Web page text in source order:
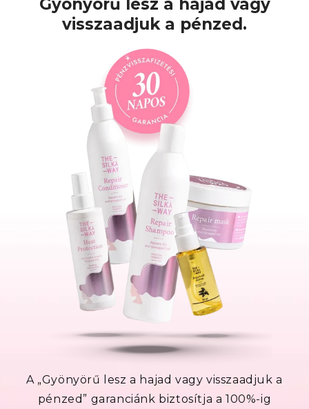
A „Gyönyörű lesz a hajad vagy visszaadjuk a
pénzed” garanciánk biztosítja a 100%-ig
Gyönyörű lesz a hajad vagy
visszaadjuk a pénzed.